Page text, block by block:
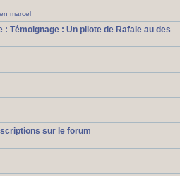
marcel
: Témoignage : Un pilote de Rafale au des
sur le forum